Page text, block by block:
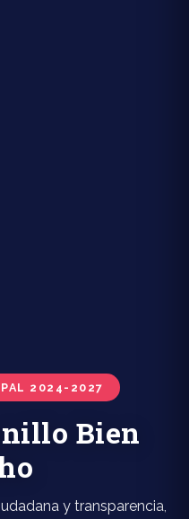
2024-2027
Bien
y transparencia,